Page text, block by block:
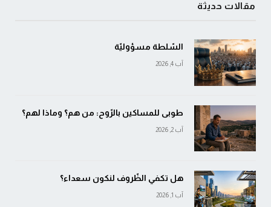
مقالات حديثة
السّلطة مسؤوليّة
آب 4, 2026
طوبى للمساكين بالرّوح: من هم؟ وماذا لهم؟
آب 2, 2026
هل تكفي الظّروف لنكون سعداء؟
آب 1, 2026